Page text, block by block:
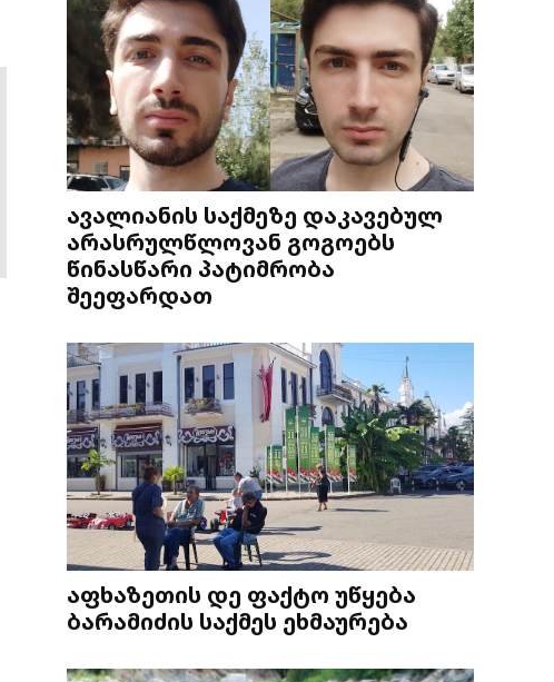
ავალიანის საქმეზე დაკავებულ
არასრულწლოვან გოგოებს
წინასწარი პატიმრობა
შეეფარდათ
აფხაზეთის დე ფაქტო უწყება
ბარამიძის საქმეს ეხმაურება